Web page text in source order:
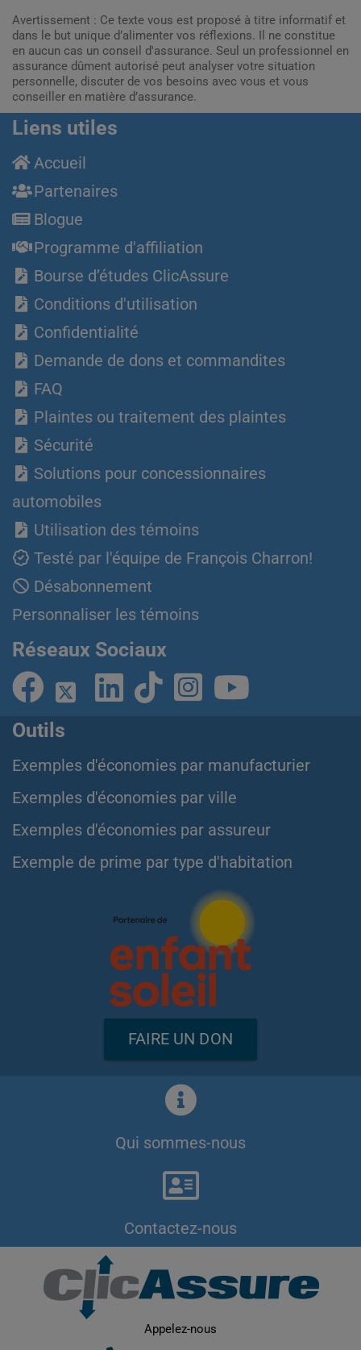
Avertissement : Ce texte vous est proposé à titre informatif et
dans le but unique d’alimenter vos réflexions. Il ne constitue
en aucun cas un conseil d'assurance. Seul un professionnel en
assurance dûment autorisé peut analyser votre situation
personnelle, discuter de vos besoins avec vous et vous
conseiller en matière d’assurance.
Liens utiles
Accueil
Partenaires
Blogue
Programme d'affiliation
Bourse d’études ClicAssure
Conditions d'utilisation
Confidentialité
Demande de dons et commandites
FAQ
Plaintes ou traitement des plaintes
Sécurité
Solutions pour concessionnaires
automobiles
Utilisation des témoins
Testé par l'équipe de François Charron!
Désabonnement
Personnaliser les témoins
Réseaux Sociaux
Outils
Exemples d'économies par manufacturier
Exemples d'économies par ville
Exemples d'économies par assureur
Exemple de prime par type d'habitation
FAIRE UN DON
Qui sommes-nous
Contactez-nous
Appelez-nous